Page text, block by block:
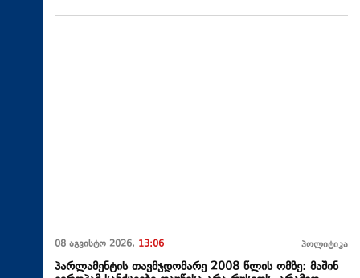
08 აგვისტო 2026, 13:06 პოლიტიკა
პარლამენტის თავმჯდომარე 2008 წლის ომზე: მაშინ